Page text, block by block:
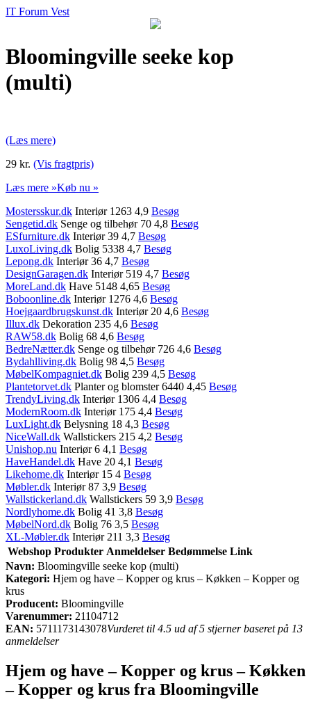
IT Forum Vest
Bloomingville seeke kop
(multi)
(Læs mere)
29 kr. (Vis fragtpris)
Læs mere »Køb nu »
Mostersskur.dk Interiør 1263 4,9 Besøg
Sengetid.dk Senge og tilbehør 70 4,8 Besøg
ESfurniture.dk Interiør 39 4,7 Besøg
LuxoLiving.dk Bolig 5338 4,7 Besøg
Lepong.dk Interiør 36 4,7 Besøg
DesignGaragen.dk Interiør 519 4,7 Besøg
MoreLand.dk Have 5148 4,65 Besøg
Boboonline.dk Interiør 1276 4,6 Besøg
Hoejgaardbrugskunst.dk Interiør 20 4,6 Besøg
Illux.dk Dekoration 235 4,6 Besøg
RAW58.dk Bolig 68 4,6 Besøg
BedreNætter.dk Senge og tilbehør 726 4,6 Besøg
Bydahlliving.dk Bolig 98 4,5 Besøg
MøbelKompagniet.dk Bolig 239 4,5 Besøg
Plantetorvet.dk Planter og blomster 6440 4,45 Besøg
TrendyLiving.dk Interiør 1306 4,4 Besøg
ModernRoom.dk Interiør 175 4,4 Besøg
LuxLight.dk Belysning 18 4,3 Besøg
NiceWall.dk Wallstickers 215 4,2 Besøg
Unishop.nu Interiør 6 4,1 Besøg
HaveHandel.dk Have 20 4,1 Besøg
Likehome.dk Interiør 15 4 Besøg
Møbler.dk Interiør 87 3,9 Besøg
Wallstickerland.dk Wallstickers 59 3,9 Besøg
Nordlyhome.dk Bolig 41 3,8 Besøg
MøbelNord.dk Bolig 76 3,5 Besøg
XL-Møbler.dk Interiør 211 3,3 Besøg
Webshop Produkter Anmeldelser Bedømmelse Link
Navn: Bloomingville seeke kop (multi)
Kategori: Hjem og have – Kopper og krus – Køkken – Kopper og
krus
Producent: Bloomingville
Varenummer: 21104712
EAN: 5711173143078Vurderet til 4.5 ud af 5 stjerner baseret på 13
anmeldelser
Hjem og have – Kopper og krus – Køkken
– Kopper og krus fra Bloomingville